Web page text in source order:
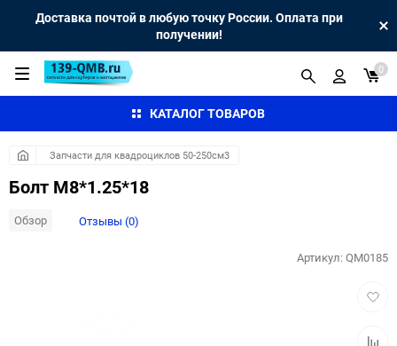
Доставка почтой в любую точку России. Оплата при
получении!
КАТАЛОГ ТОВАРОВ
0
Запчасти для квадроциклов 50-250см3
Болт М8*1.25*18
Обзор Отзывы (0)
Артикул:QM0185